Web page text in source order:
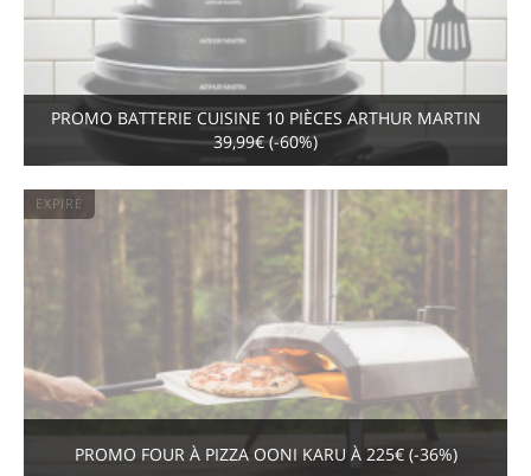
PROMO BATTERIE CUISINE 10 PIÈCES ARTHUR MARTIN
39,99€ (-60%)
EXPIRÉ
PROMO FOUR À PIZZA OONI KARU À 225€ (-36%)